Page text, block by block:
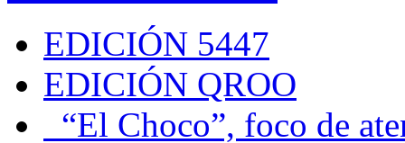
EDICIÓN 5447
EDICIÓN QROO
“El Choco”, foco de